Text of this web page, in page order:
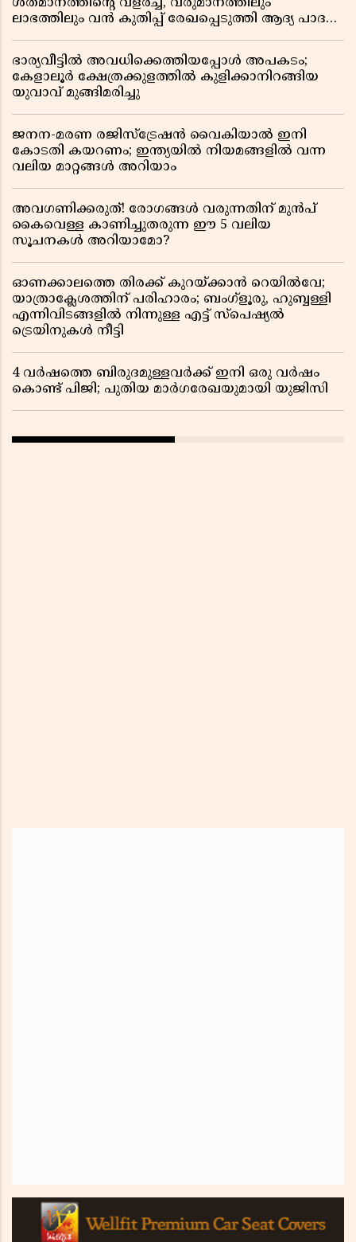
ശതമാനത്തിൻ്റെ വളർച്ച, വരുമാനത്തിലും
ലാഭത്തിലും വൻ കുതിപ്പ് രേഖപ്പെടുത്തി ആദ്യ പാദ
ഭാര്യവീട്ടിൽ അവധിക്കെത്തിയപ്പോൾ അപകടം;
കേളാലൂർ ക്ഷേത്രക്കുളത്തിൽ കുളിക്കാനിറങ്ങിയ
യുവാവ് മുങ്ങിമരിച്ചു
ജനന-മരണ രജിസ്ട്രേഷൻ വൈകിയാൽ ഇനി
കോടതി കയറണം; ഇന്ത്യയിൽ നിയമങ്ങളിൽ വന്ന
വലിയ മാറ്റങ്ങൾ അറിയാം
അവഗണിക്കരുത്! രോഗങ്ങൾ വരുന്നതിന് മുൻപ്
കൈവെള്ള കാണിച്ചുതരുന്ന ഈ 5 വലിയ
സൂചനകൾ അറിയാമോ?
ഓണക്കാലത്തെ തിരക്ക് കുറയ്ക്കാൻ റെയിൽവേ;
യാത്രാക്ലേശത്തിന് പരിഹാരം; ബംഗ്ളൂരു, ഹുബ്ബള്ളി
എന്നിവിടങ്ങളിൽ നിന്നുള്ള എട്ട് സ്പെഷ്യൽ
ട്രെയിനുകൾ നീട്ടി
4 വർഷത്തെ ബിരുദമുള്ളവർക്ക് ഇനി ഒരു വർഷം
കൊണ്ട് പിജി; പുതിയ മാർഗരേഖയുമായി യുജിസി